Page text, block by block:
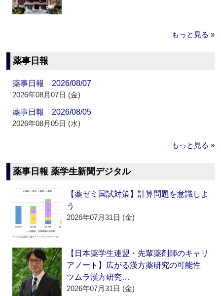
もっと見る »
薬事日報
薬事日報 2026/08/07
2026年08月07日 (金)
薬事日報 2026/08/05
2026年08月05日 (水)
もっと見る »
薬事日報 薬学生新聞デジタル
【薬ゼミ国試対策】計算問題を意識しよ
う
2026年07月31日 (金)
【日本薬学生連盟・先輩薬剤師のキャリ
アノート】広がる漢方薬研究の可能性
ツムラ漢方研究…
2026年07月31日 (金)